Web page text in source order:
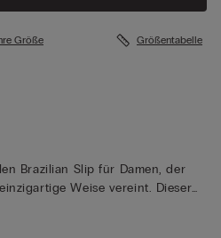
Größe Größentabelle
Brazilian Slip für Damen, der
Weise vereint. Dieser
je nach Farbe entweder in einem